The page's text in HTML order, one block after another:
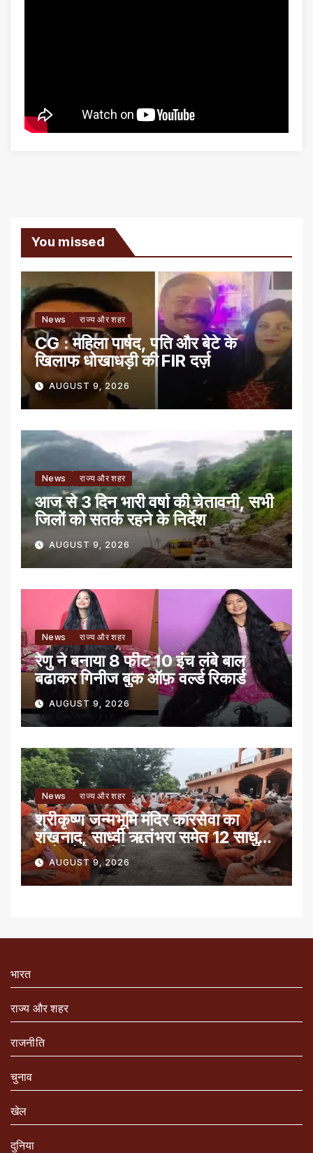
You missed
News राज्य और शहर
CG : महिला पार्षद, पति और बेटे के
खिलाफ धोखाधड़ी की FIR दर्ज़
AUGUST 9, 2026
News राज्य और शहर
आज से 3 दिन भारी वर्षा की चेतावनी, सभी
जिलों को सतर्क रहने के निर्देश
AUGUST 9, 2026
News राज्य और शहर
रेणु ने बनाया 8 फीट 10 इंच लंबे बाल
बढाकर गिनीज बुक ऑफ़ वर्ल्ड रिकार्ड
AUGUST 9, 2026
News राज्य और शहर
श्रीकृष्ण जन्मभूमि मंदिर कारसेवा का
शंखनाद, साध्वी ऋतंभरा समेत 12 साधु-
संतों को रेड नोटिस
AUGUST 9, 2026
भारत
राज्य और शहर
राजनीति
चुनाव
खेल
दुनिया